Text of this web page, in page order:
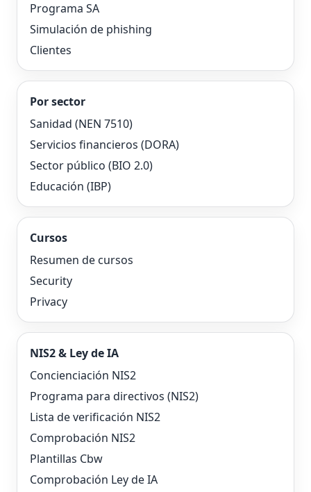
Programa SA
Simulación de phishing
Clientes
Por sector
Sanidad (NEN 7510)
Servicios financieros (DORA)
Sector público (BIO 2.0)
Educación (IBP)
Cursos
Resumen de cursos
Security
Privacy
NIS2 & Ley de IA
Concienciación NIS2
Programa para directivos (NIS2)
Lista de verificación NIS2
Comprobación NIS2
Plantillas Cbw
Comprobación Ley de IA